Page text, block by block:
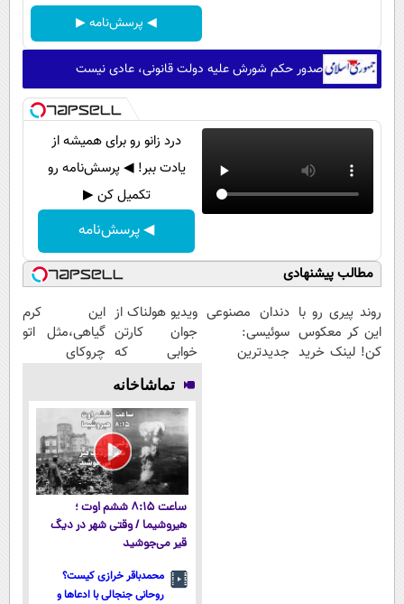
◀ پرسش‌نامه ▶
صدور حکم شورش علیه دولت قانونی، عادی نیست
درد زانو رو برای همیشه از
یادت ببر! ◀ پرسش‌نامه رو
تکمیل کن ▶
◀ پرسش‌نامه
مطالب پیشنهادی
روند پیری رو با
این کر معکوس
کن! لینک خرید
دندان مصنوعی
سوئیسی:
جدیدترین
ویدیو هولناک از
جوان کارتن
خوابی که
میلیاردر شد.
آموزش رایگان
این کرم
گیاهی،مثل اتو
چروکای
تماشاخانه
ساعت ۸:۱۵ ششم اوت ؛
هیروشیما / وقتی شهر در دیگ
قیر می‌جوشید
محمدباقر خرازی کیست؟
روحانی جنجالی با ادعاها و